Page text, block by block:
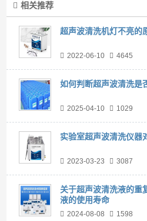
相关推荐
超声波清洗机灯不亮的
2022-06-10 4645
如何判断超声波清洗是
2025-04-10 1029
实验室超声波清洗仪器
2023-03-23 3087
关于超声波清洗液的重
液的使用寿命
2024-08-08 1598